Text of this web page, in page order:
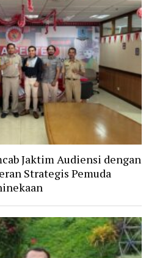
Jaktim Audiensi dengan
Strategis Pemuda